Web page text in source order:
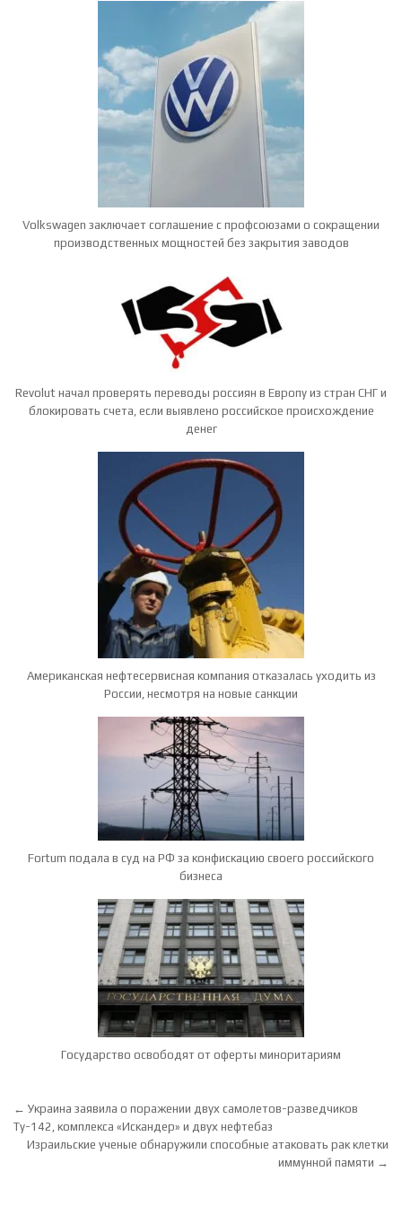
Volkswagen заключает соглашение с профсоюзами о сокращении
производственных мощностей без закрытия заводов
Revolut начал проверять переводы россиян в Европу из стран СНГ и
блокировать счета, если выявлено российское происхождение
денег
Американская нефтесервисная компания отказалась уходить из
России, несмотря на новые санкции
Fortum подала в суд на РФ за конфискацию своего российского
бизнеса
Государство освободят от оферты миноритариям
Навигация по записям
← Украина заявила о поражении двух самолетов-разведчиков
Ту-142, комплекса «Искандер» и двух нефтебаз
Израильские ученые обнаружили способные атаковать рак клетки
иммунной памяти →